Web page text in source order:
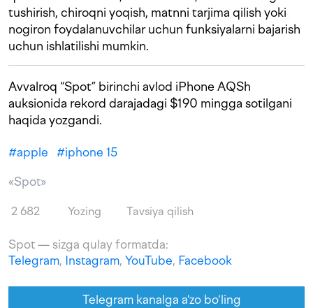
tushirish, chiroqni yoqish, matnni tarjima qilish yoki
nogiron foydalanuvchilar uchun funksiyalarni bajarish
uchun ishlatilishi mumkin.
Avvalroq “Spot” birinchi avlod iPhone AQSh
auksionida rekord darajadagi $190 mingga sotilgani
haqida yozgandi.
#apple #iphone 15
«Spot»
2 682 Yozing Tavsiya qilish
Spot — sizga qulay formatda:
Telegram, Instagram, YouTube, Facebook
Telegram kanalga a'zo bo‘ling